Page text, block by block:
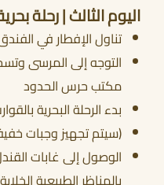
اليوم الثالث | رحلة
تناول الإفطار في
التوجه إلى المرسى
مكتب حرس الحدود
بدء الرحلة البحرية
(سيتم تجهيز وجبات
الوصول إلى غابات
بالمناظر الطبيعية الخلابة